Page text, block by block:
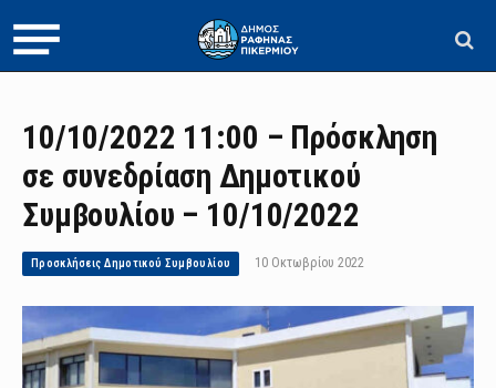
10/10/2022 11:00 – Πρόσκληση
σε συνεδρίαση Δημοτικού
Συμβουλίου – 10/10/2022
Προσκλήσεις Δημοτικού Συμβουλίου 10 Οκτωβρίου 2022